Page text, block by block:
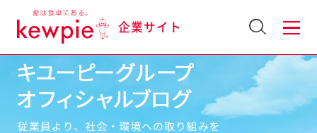
企業サイト